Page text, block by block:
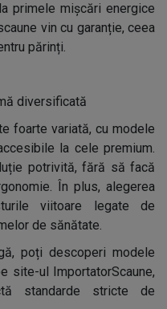
primele mișcări energice
vin cu garanție, ceea
părinți.
diversificată
foarte variată, cu modele
la cele premium.
potrivită, fără să facă
În plus, alegerea
viitoare legate de
de sănătate.
poți descoperi modele
site-ul ImportatorScaune,
standarde stricte de